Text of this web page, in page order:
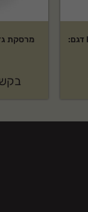
אביזר מטאטא של HUSQVARNA דגם: